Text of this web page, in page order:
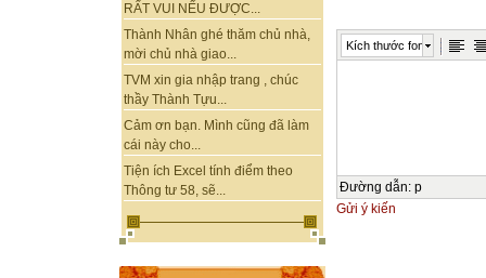
RẤT VUI NẾU ĐƯỢC...
Thành Nhân ghé thăm chủ nhà,
mời chủ nhà giao...
TVM xin gia nhập trang , chúc
thầy Thành Tựu...
Cảm ơn bạn. Mình cũng đã làm
cái này cho...
Tiện ích Excel tính điểm theo
Thông tư 58, sẽ...
Kích thước font
Đường dẫn: p
Gửi ý kiến